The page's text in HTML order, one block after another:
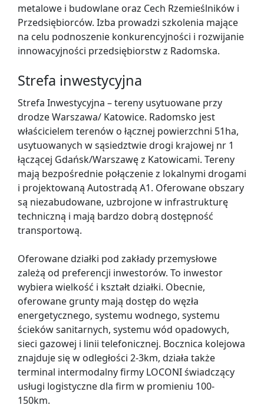
metalowe i budowlane oraz Cech Rzemieślników i
Przedsiębiorców. Izba prowadzi szkolenia mające
na celu podnoszenie konkurencyjności i rozwijanie
innowacyjności przedsiębiorstw z Radomska.
Strefa inwestycyjna
Strefa Inwestycyjna – tereny usytuowane przy
drodze Warszawa/ Katowice. Radomsko jest
właścicielem terenów o łącznej powierzchni 51ha,
usytuowanych w sąsiedztwie drogi krajowej nr 1
łączącej Gdańsk/Warszawę z Katowicami. Tereny
mają bezpośrednie połączenie z lokalnymi drogami
i projektowaną Autostradą A1. Oferowane obszary
są niezabudowane, uzbrojone w infrastrukturę
techniczną i mają bardzo dobrą dostępność
transportową.
Oferowane działki pod zakłady przemysłowe
zależą od preferencji inwestorów. To inwestor
wybiera wielkość i kształt działki. Obecnie,
oferowane grunty mają dostęp do węzła
energetycznego, systemu wodnego, systemu
ścieków sanitarnych, systemu wód opadowych,
sieci gazowej i linii telefonicznej. Bocznica kolejowa
znajduje się w odległości 2-3km, działa także
terminal intermodalny firmy LOCONI świadczący
usługi logistyczne dla firm w promieniu 100-
150km.